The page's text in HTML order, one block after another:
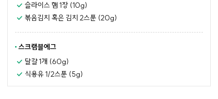
슬라이스 햄 1장 (10g)
볶음김치 혹은 김치 2스푼 (20g)
스크램블에그
달걀 1개 (60g)
식용유 1/2스푼 (5g)